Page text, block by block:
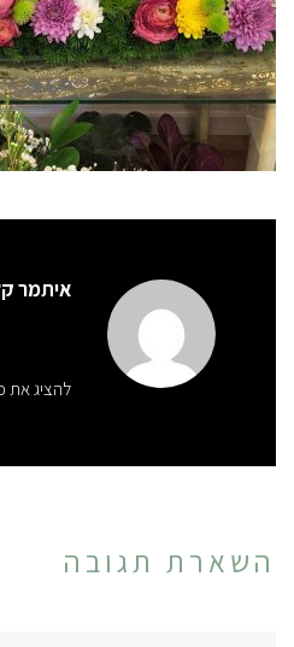
איתמר
להציג את
השארת תגובה